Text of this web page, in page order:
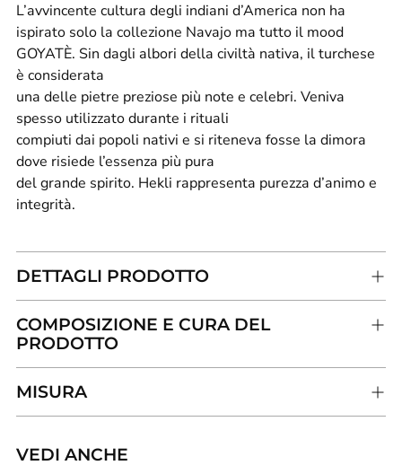
L’avvincente cultura degli indiani d’America non ha
ispirato solo la collezione Navajo ma tutto il mood
GOYATÈ. Sin dagli albori della civiltà nativa, il turchese
è considerata
una delle pietre preziose più note e celebri. Veniva
spesso utilizzato durante i rituali
compiuti dai popoli nativi e si riteneva fosse la dimora
dove risiede l’essenza più pura
del grande spirito. Hekli rappresenta purezza d’animo e
integrità.
DETTAGLI PRODOTTO
COMPOSIZIONE E CURA DEL
PRODOTTO
MISURA
Aggiungere
VEDI ANCHE